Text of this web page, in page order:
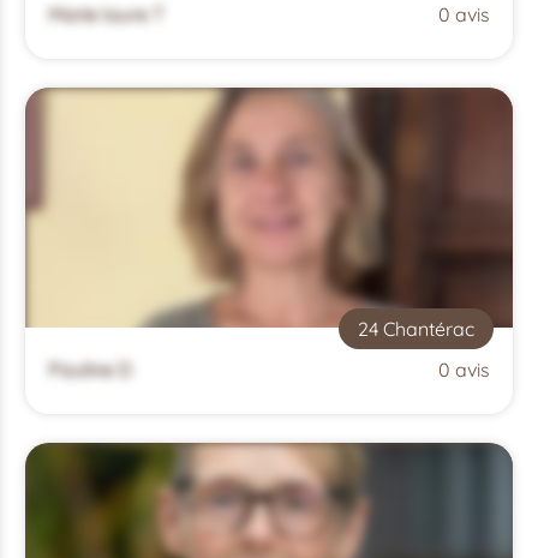
Marie laure T
0 avis
24 Chantérac
Pauline D
0 avis